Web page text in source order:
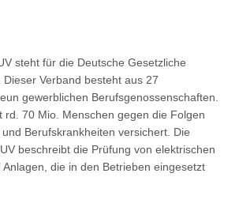
steht für die Deutsche Gesetzliche
Verband besteht aus 27
gewerblichen Berufsgenossenschaften.
rd. 70 Mio. Menschen gegen die Folgen
Berufskrankheiten versichert. Die
beschreibt die Prüfung von elektrischen
Anlagen, die in den Betrieben eingesetzt